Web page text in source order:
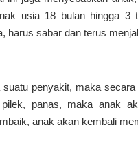
usia 18 bulan hingga 3
harus sabar dan terus
penyakit, maka
panas, maka anak
anak akan kembali